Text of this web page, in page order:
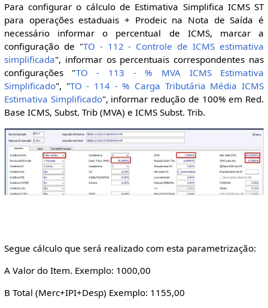
Para configurar o cálculo de Estimativa Simplifica ICMS ST
para operações estaduais + Prodeic na Nota de Saída é
necessário informar o percentual de ICMS, marcar a
configuração de "TO - 112 - Controle de ICMS estimativa
simplificada", informar os percentuais correspondentes nas
configurações "TO - 113 - % MVA ICMS Estimativa
Simplificado", "TO - 114 - % Carga Tributária Média ICMS
Estimativa Simplificado", informar redução de 100% em Red.
Base ICMS, Subst. Trib (MVA) e ICMS Subst. Trib.
Segue cálculo que será realizado com esta parametrização:
A Valor do Item. Exemplo: 1000,00
B Total (Merc+IPI+Desp) Exemplo: 1155,00